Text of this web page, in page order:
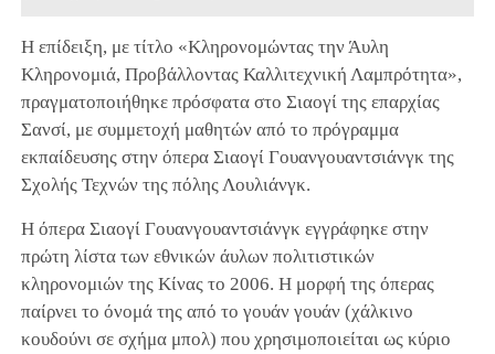
Η επίδειξη, με τίτλο «Κληρονομώντας την Άυλη
Κληρονομιά, Προβάλλοντας Καλλιτεχνική Λαμπρότητα»,
πραγματοποιήθηκε πρόσφατα στο Σιαογί της επαρχίας
Σανσί, με συμμετοχή μαθητών από το πρόγραμμα
εκπαίδευσης στην όπερα Σιαογί Γουανγουαντσιάνγκ της
Σχολής Τεχνών της πόλης Λουλιάνγκ.
Η όπερα Σιαογί Γουανγουαντσιάνγκ εγγράφηκε στην
πρώτη λίστα των εθνικών άυλων πολιτιστικών
κληρονομιών της Κίνας το 2006. Η μορφή της όπερας
παίρνει το όνομά της από το γουάν γουάν (χάλκινο
κουδούνι σε σχήμα μπολ) που χρησιμοποιείται ως κύριο